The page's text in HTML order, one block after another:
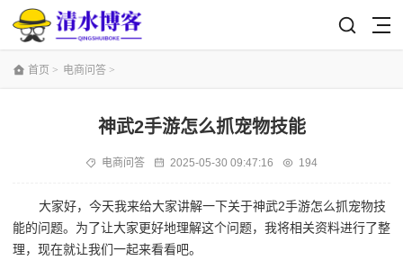
首页 > 电商问答 >
神武2手游怎么抓宠物技能
电商问答 2025-05-30 09:47:16 194
大家好，今天我来给大家讲解一下关于神武2手游怎么抓宠物技
能的问题。为了让大家更好地理解这个问题，我将相关资料进行了整
理，现在就让我们一起来看看吧。